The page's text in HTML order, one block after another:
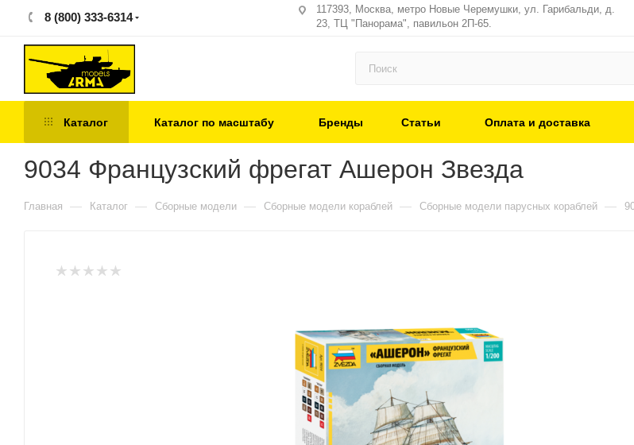
8 (800) 333-6314
117393, Москва, метро Новые Черемушки, ул. Гарибальди, д.
23, ТЦ "Панорама", павильон 2П-65.
Каталог Каталог по масштабу Бренды Статьи Оплата и доставка
9034 Французский фрегат Ашерон Звезда
Главная — Каталог — Сборные модели — Сборные модели кораблей — Сборные модели парусных кораблей —